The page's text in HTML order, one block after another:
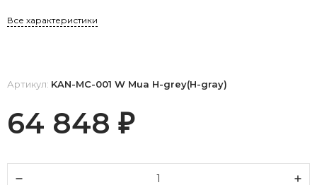
Все характеристики
Артикул: KAN-MС-001 W Mua H-grey(H-gray)
64 848 ₽